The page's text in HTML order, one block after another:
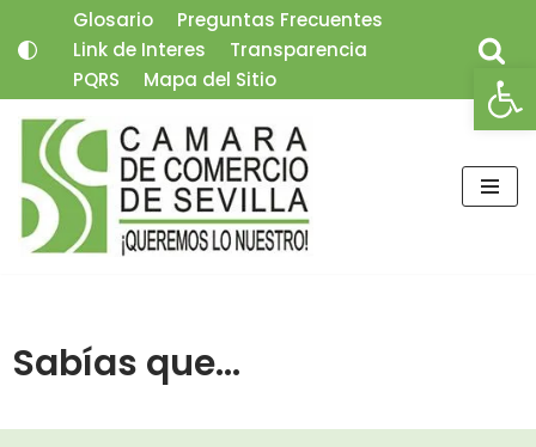
Saltar
contenido
Glosario
Preguntas Frecuentes
Link de Interes
Transparencia
PQRS
Mapa del Sitio
Sabías que...